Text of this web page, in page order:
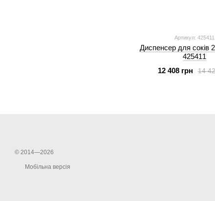
Артикул: 425411
Диспенсер для соків
425411
14
12 408 грн
© 2014—2026
Мобільна версія